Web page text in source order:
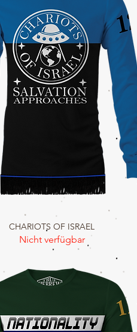
Schnellansicht
CHARIOTS OF ISRAEL
Nicht verfügbar